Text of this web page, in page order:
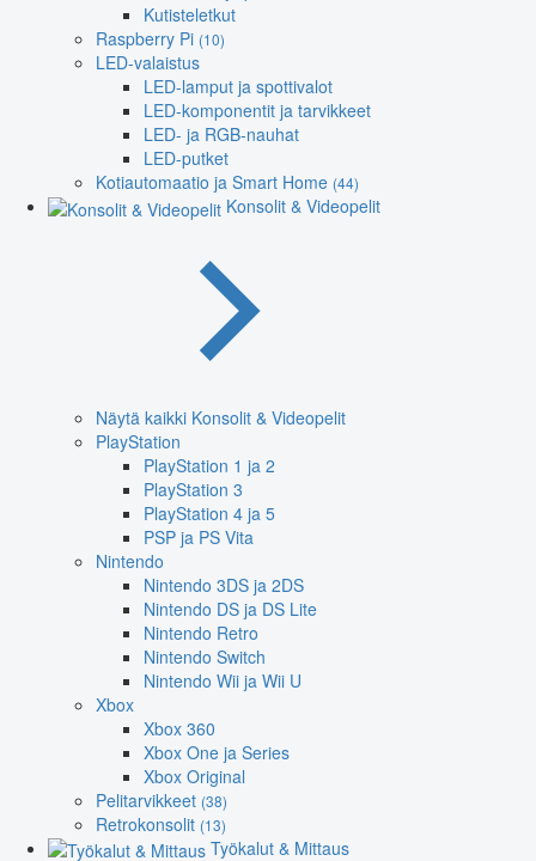
Kutisteletkut
Raspberry Pi (10)
LED-valaistus
LED-lamput ja spottivalot
LED-komponentit ja tarvikkeet
LED- ja RGB-nauhat
LED-putket
Kotiautomaatio ja Smart Home (44)
Konsolit & Videopelit
Näytä kaikki Konsolit & Videopelit
PlayStation
PlayStation 1 ja 2
PlayStation 3
PlayStation 4 ja 5
PSP ja PS Vita
Nintendo
Nintendo 3DS ja 2DS
Nintendo DS ja DS Lite
Nintendo Retro
Nintendo Switch
Nintendo Wii ja Wii U
Xbox
Xbox 360
Xbox One ja Series
Xbox Original
Pelitarvikkeet (38)
Retrokonsolit (13)
Työkalut & Mittaus